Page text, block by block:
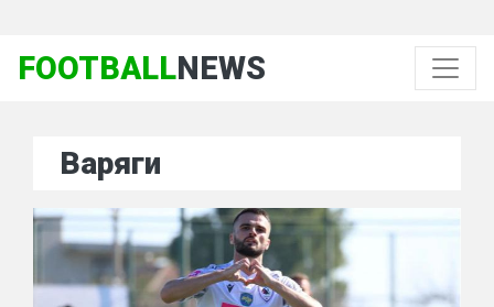
FOOTBALLNEWS
Варяги